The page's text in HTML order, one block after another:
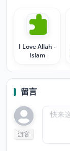
I Love Allah -
Islam
留言
游客